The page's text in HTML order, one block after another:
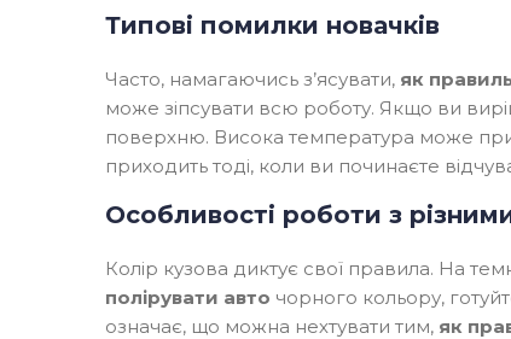
Типові помилки новачків
Часто, намагаючись з’ясувати, як
може зіпсувати всю роботу. Якщо ви
поверхню. Висока температура може
приходить тоді, коли ви починаєте
Особливості роботи з
Колір кузова диктує свої правила. На
полірувати авто чорного кольору,
означає, що можна нехтувати тим, як